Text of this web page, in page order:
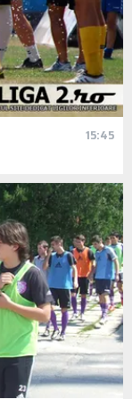
15:45